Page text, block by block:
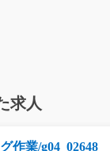
求人
作業/g04_02648